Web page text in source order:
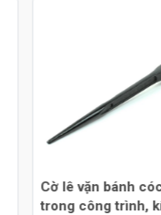
Cờ lê vặn bánh
trong công trình,